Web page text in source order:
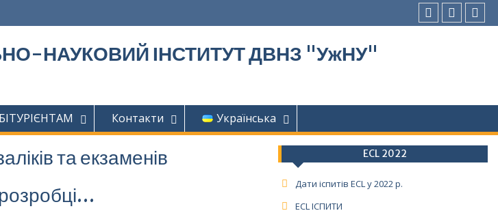
Facebookyoutube
НАУКОВИЙ ІНСТИТУТ ДВНЗ "УжНУ"
Контакти Українська
та екзаменів
ECL 2022
Дати іспитів ECL у 2022 р.
ECL ІСПИТИ